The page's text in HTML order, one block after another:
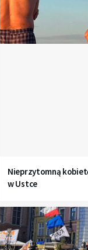
Nieprzytomną
w Ustce